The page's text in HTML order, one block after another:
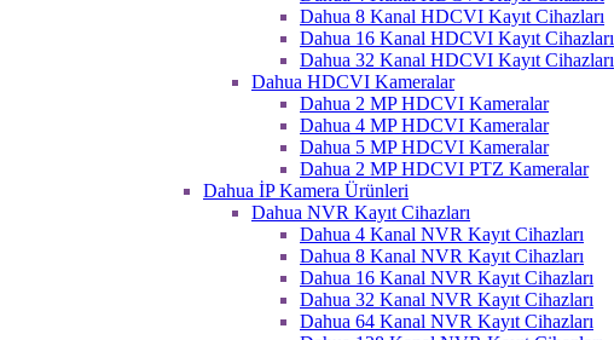
Dahua 8 Kanal HDCVI Kayıt Cihazları
Dahua 16 Kanal HDCVI Kayıt Cihazları
Dahua 32 Kanal HDCVI Kayıt Cihazları
Dahua HDCVI Kameralar
Dahua 2 MP HDCVI Kameralar
Dahua 4 MP HDCVI Kameralar
Dahua 5 MP HDCVI Kameralar
Dahua 2 MP HDCVI PTZ Kameralar
Dahua İP Kamera Ürünleri
Dahua NVR Kayıt Cihazları
Dahua 4 Kanal NVR Kayıt Cihazları
Dahua 8 Kanal NVR Kayıt Cihazları
Dahua 16 Kanal NVR Kayıt Cihazları
Dahua 32 Kanal NVR Kayıt Cihazları
Dahua 64 Kanal NVR Kayıt Cihazları